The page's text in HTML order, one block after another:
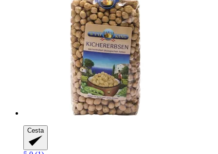
Cesta